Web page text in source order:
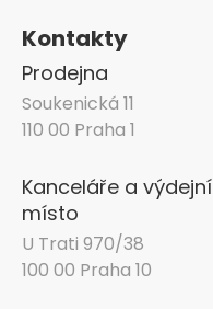
Kontakty
Prodejna
Soukenická 11
110 00 Praha 1
Kanceláře a výdejní
místo
U Trati 970/38
100 00 Praha 10